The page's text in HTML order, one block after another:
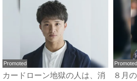
Promoted
カードローン地獄の人は、消
Promoted
８月